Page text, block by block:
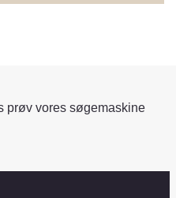
prøv vores søgemaskine